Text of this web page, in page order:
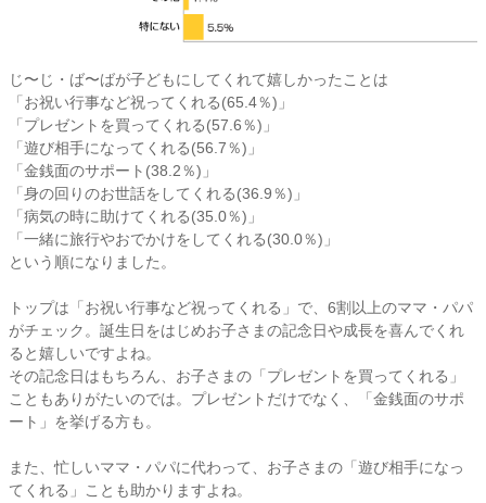
じ〜じ・ば〜ばが子どもにしてくれて嬉しかったことは
「お祝い行事など祝ってくれる(65.4％)」
「プレゼントを買ってくれる(57.6％)」
「遊び相手になってくれる(56.7％)」
「金銭面のサポート(38.2％)」
「身の回りのお世話をしてくれる(36.9％)」
「病気の時に助けてくれる(35.0％)」
「一緒に旅行やおでかけをしてくれる(30.0％)」
という順になりました。
トップは「お祝い行事など祝ってくれる」で、6割以上のママ・パパ
がチェック。誕生日をはじめお子さまの記念日や成長を喜んでくれ
ると嬉しいですよね。
その記念日はもちろん、お子さまの「プレゼントを買ってくれる」
こともありがたいのでは。プレゼントだけでなく、「金銭面のサポ
ート」を挙げる方も。
また、忙しいママ・パパに代わって、お子さまの「遊び相手になっ
てくれる」ことも助かりますよね。